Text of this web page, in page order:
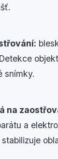
snímky.
na
a